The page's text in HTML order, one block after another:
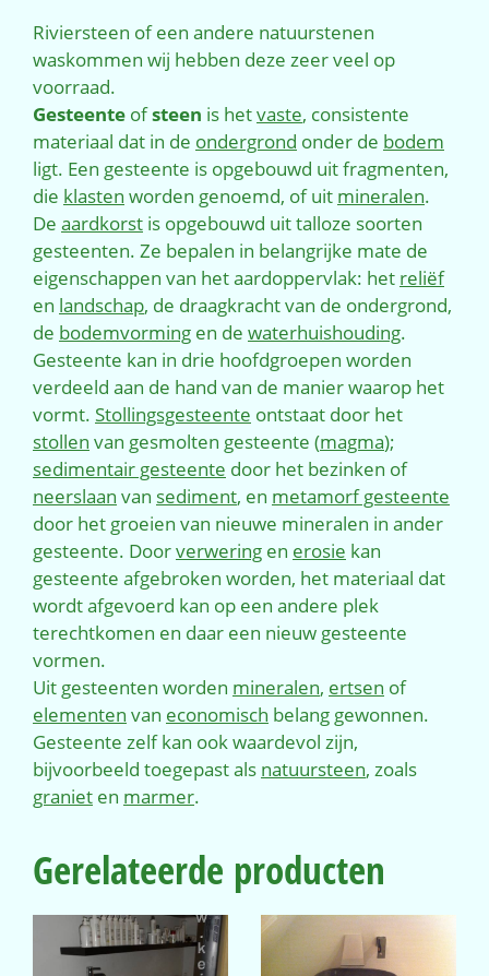
Riviersteen of een andere natuurstenen
waskommen wij hebben deze zeer veel op
voorraad.
Gesteente ofsteen is hetvaste, consistente
materiaal dat in de ondergrond onder de bodem
ligt. Een gesteente is opgebouwd uit fragmenten,
die klasten worden genoemd, of uit mineralen.
De aardkorst is opgebouwd uit talloze soorten
gesteenten. Ze bepalen in belangrijke mate de
eigenschappen van het aardoppervlak: het reliëf
en landschap, de draagkracht van de ondergrond,
de bodemvorming en de waterhuishouding.
Gesteente kan in drie hoofdgroepen worden
verdeeld aan de hand van de manier waarop het
vormt. Stollingsgesteente ontstaat door het
stollen van gesmolten gesteente (magma);
sedimentair gesteente door het bezinken of
neerslaan van sediment, en metamorf gesteente
door het groeien van nieuwe mineralen in ander
gesteente. Doorverwering en erosie kan
gesteente afgebroken worden, het materiaal dat
wordt afgevoerd kan op een andere plek
terechtkomen en daar een nieuw gesteente
vormen.
Uit gesteenten worden mineralen, ertsen of
elementen van economisch belang gewonnen.
Gesteente zelf kan ook waardevol zijn,
bijvoorbeeld toegepast als natuursteen, zoals
graniet en marmer.
Gerelateerde producten